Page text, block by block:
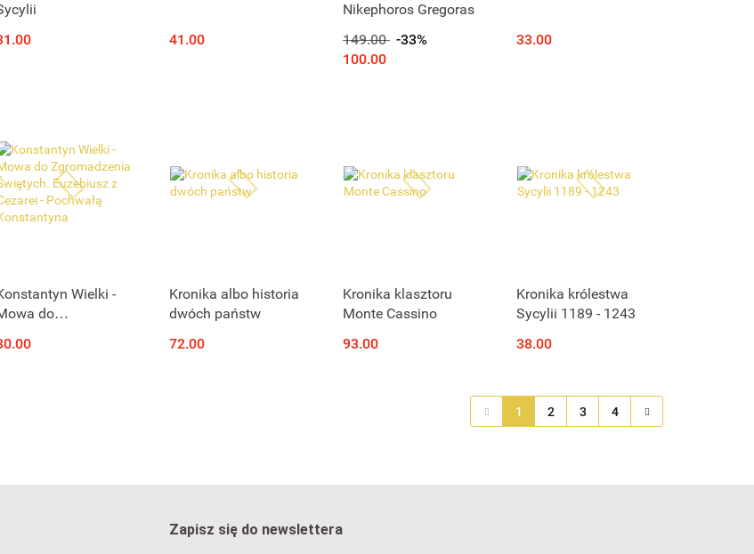
41.00
Nikephoros Gregoras
149.00 -33%
100.00
33.00
Wielki -
do
Euzebiusz z
Kronika albo historia
dwóch państw
72.00
Kronika klasztoru
Monte Cassino
93.00
Kronika królestwa
Sycylii 1189 - 1243
38.00
1 2 3 4
Zapisz się do newslettera